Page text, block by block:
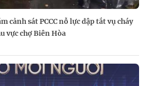
cảnh sát PCCC nỗ lực dập tắt vụ cháy
vực chợ Biên Hòa